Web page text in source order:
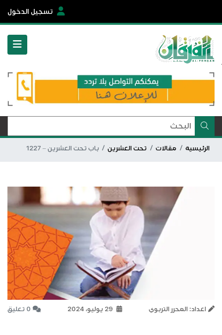
تسجيل الدخول
الرئيسية مقالات تحت العشرين باب تحت العشرين – 1227
اعداد: المحرر التربوي 0 تعليق